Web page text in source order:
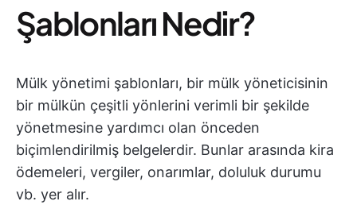
Şablonları Nedir?
Mülk yönetimi şablonları, bir mülk yöneticisinin
bir mülkün çeşitli yönlerini verimli bir şekilde
yönetmesine yardımcı olan önceden
biçimlendirilmiş belgelerdir. Bunlar arasında kira
ödemeleri, vergiler, onarımlar, doluluk durumu
vb. yer alır.